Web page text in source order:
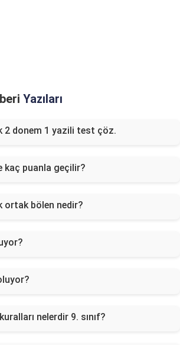
Yazıları
2 donem 1 yazili test çöz.
kaç puanla geçilir?
ortak bölen nedir?
nelerdir 9. sınıf?